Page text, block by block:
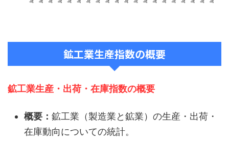
鉱工業生産指数の概要
鉱工業生産・出荷・在庫指数の概要
概要： 鉱工業（製造業と鉱業）の生産・出荷・
在庫動向についての統計。